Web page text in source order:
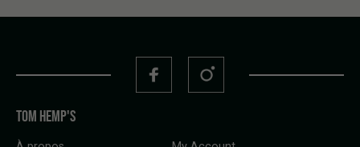
TOM HEMP'S